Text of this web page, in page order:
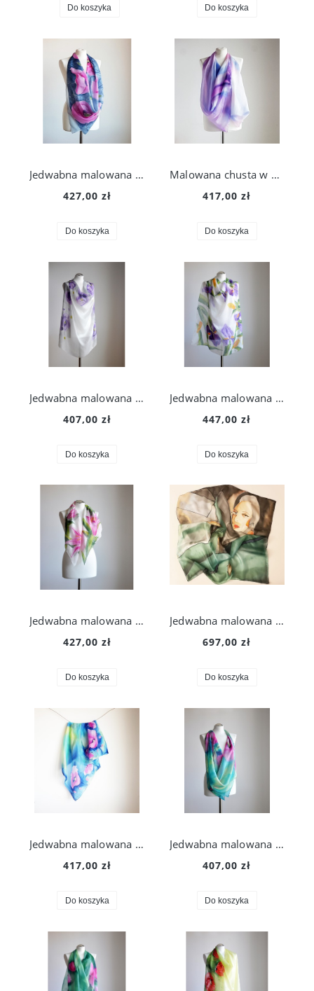
Do koszyka Do koszyka
Jedwabna malowana chusta - różowe maki
427,00 zł
Do koszyka
Malowana chusta w w jasnych fioletach
417,00 zł
Do koszyka
Jedwabna malowana chusta - maki w szarościach
407,00 zł
Do koszyka
Jedwabna malowana chusta - irysy
447,00 zł
Do koszyka
Jedwabna malowana chusta - lilie
427,00 zł
Do koszyka
Jedwabna malowana chusta - Tamara Łempicka
697,00 zł
Do koszyka
Jedwabna malowana chusta - różowe maki
417,00 zł
Do koszyka
Jedwabna malowana chusta - różowe maki
407,00 zł
Do koszyka